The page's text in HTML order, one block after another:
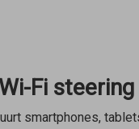
Fi
smartphones,